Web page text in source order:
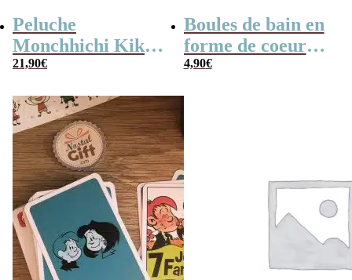
Peluche
Monchhichi Kiki
l’original (20 cm)
21,90€
Boules de bain en
forme de coeur
x10
4,90€